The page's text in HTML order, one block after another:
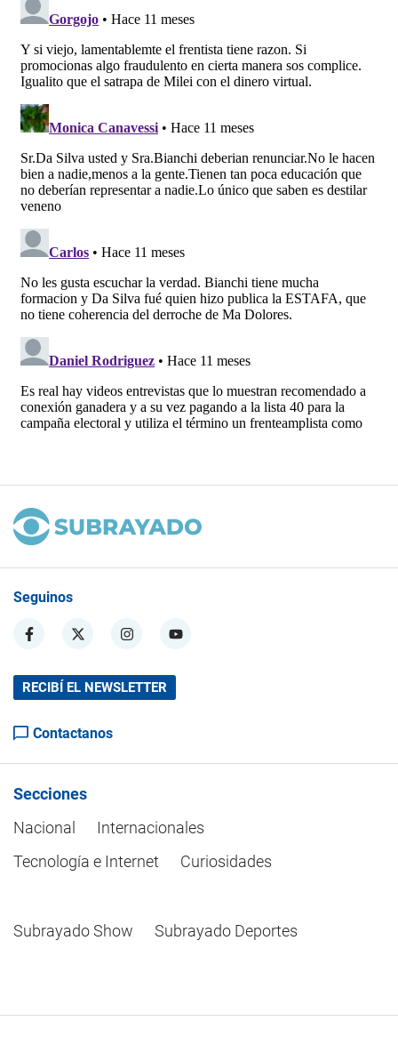
Seguinos
RECIBÍ EL NEWSLETTER
Contactanos
Secciones
Nacional
Internacionales
Tecnología e Internet
Curiosidades
Subrayado Show Subrayado Deportes